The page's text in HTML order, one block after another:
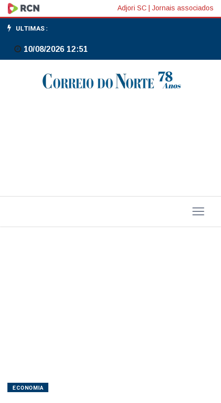
Lula
e
Ursula
destacam
a
Adjori SC Jornais associados
ULTIMAS :
10/08/2026 12:51
ECONOMIA